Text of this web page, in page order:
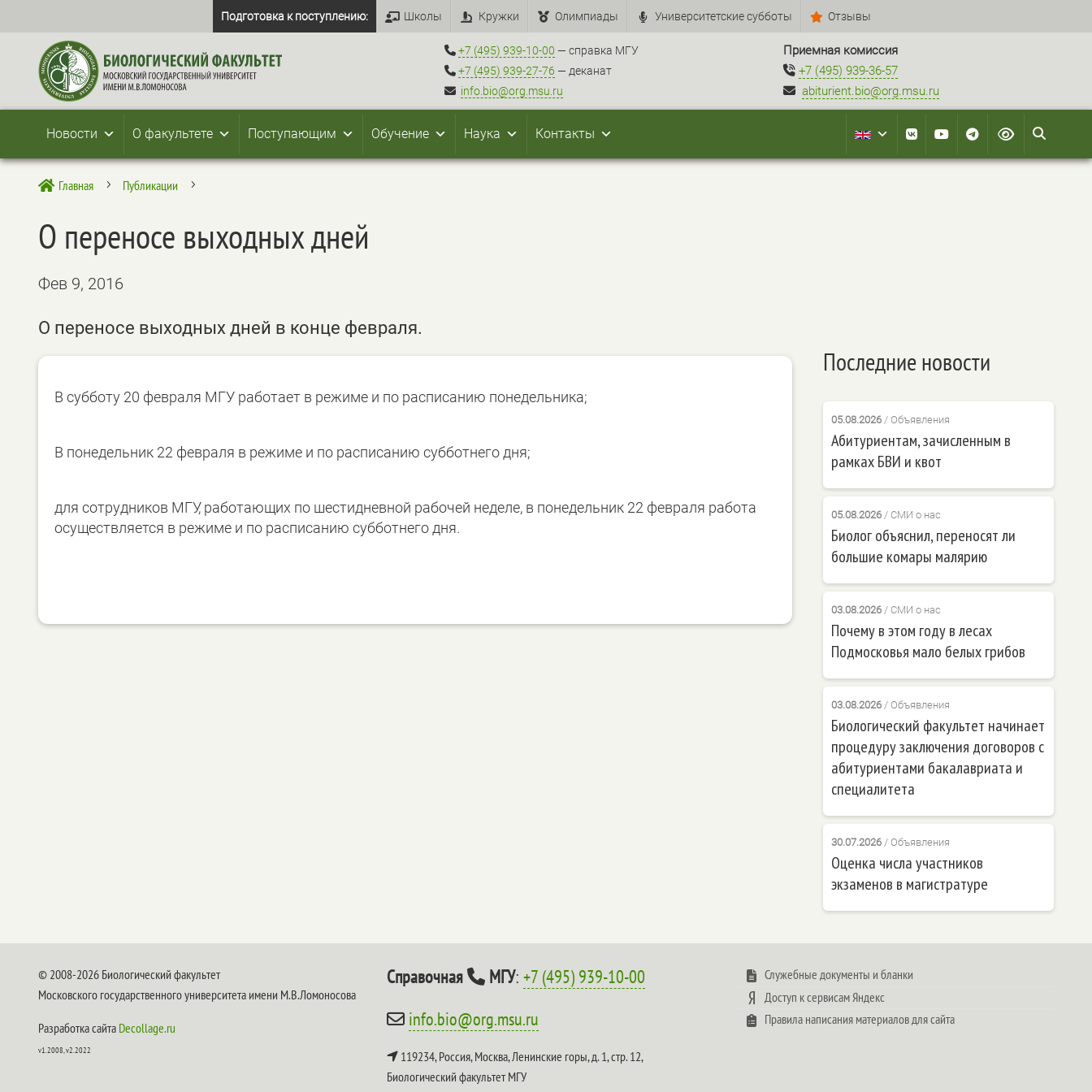
Подготовка к поступлению: Школы Кружки Олимпиады Университетские субботы Отзывы
+7 (495) 939-10-00 — справка МГУ
+7 (495) 939-27-76 — деканат
info.bio@org.msu.ru
Приемная комиссия
+7 (495) 939-36-57
abiturient.bio@org.msu.ru
Новости О факультете Поступающим Обучение Наука Контакты
 Главная 5 Публикации 5
О переносе выходных дней
Фев 9, 2016
О переносе выходных дней в конце февраля.
В субботу 20 февраля МГУ работает в режиме и по расписанию понедельника;
В понедельник 22 февраля в режиме и по расписанию субботнего дня;
для сотрудников МГУ, работающих по шестидневной рабочей неделе, в понедельник 22 февраля работа
осуществляется в режиме и по расписанию субботнего дня.
Последние новости
05.08.2026/ Объявления
Абитуриентам, зачисленным в
рамках БВИ и квот
05.08.2026/ СМИ о нас
Биолог объяснил, переносят ли
большие комары малярию
03.08.2026/ СМИ о нас
Почему в этом году в лесах
Подмосковья мало белых грибов
03.08.2026/ Объявления
Биологический факультет начинает
процедуру заключения договоров с
абитуриентами бакалавриата и
специалитета
30.07.2026/ Объявления
Оценка числа участников
экзаменов в магистратуре
© 2008-2026 Биологический факультет
Московского государственного университета имени М.В.Ломоносова
Разработка сайта Decollage.ru
v1.2008, v2.2022
Справочная МГУ:+7 (495) 939-10-00
info.bio@org.msu.ru
119234, Россия, Москва, Ленинские горы, д. 1, стр. 12,
Биологический факультет МГУ
Служебные документы и бланки
Доступ к сервисам Яндекс
Правила написания материалов для сайта